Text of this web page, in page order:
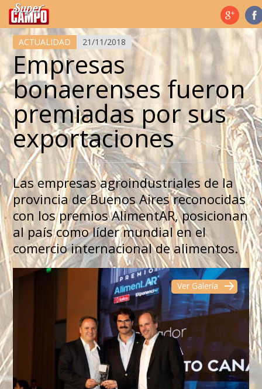
Temas de hoy
ACTUALIDAD 21/11/2018
Empresas
bonaerenses fueron
premiadas por sus
exportaciones
Las empresas agroindustriales de la
provincia de Buenos Aires reconocidas
con los premios AlimentAR, posicionan
al país como líder mundial en el
comercio internacional de alimentos.
Ver Galería